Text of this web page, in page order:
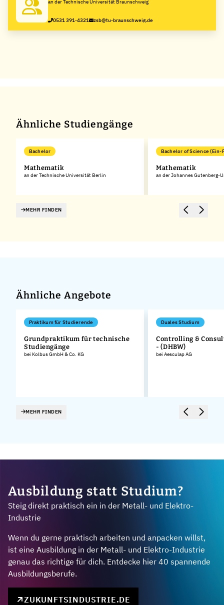
an der Technische Universität Braunschweig
0531 391-4321 zsb@tu-braunschweig.de
Ähnliche Studiengänge
Bachelor
Mathematik
an der Technische Universität Berlin
Bachelor of Science (Ein-
Mathematik
an der Johannes Gutenberg-
MEHR FINDEN
Ähnliche Angebote
Praktikum für Studierende
Grundpraktikum für technische
Studiengänge
bei Kolbus GmbH & Co. KG
Duales Studium
Controlling &
- (DHBW)
bei Aesculap AG
MEHR FINDEN
Ausbildung statt Studium?
Steig direkt praktisch ein in der Metall- und Elektro-
Industrie
Wenn du gerne praktisch arbeiten und anpacken willst,
ist eine Ausbildung in der Metall- und Elektro-Industrie
genau das richtige für dich. Entdecke hier 40 spannende
Ausbildungsberufe.
ZUKUNFTSINDUSTRIE.DE